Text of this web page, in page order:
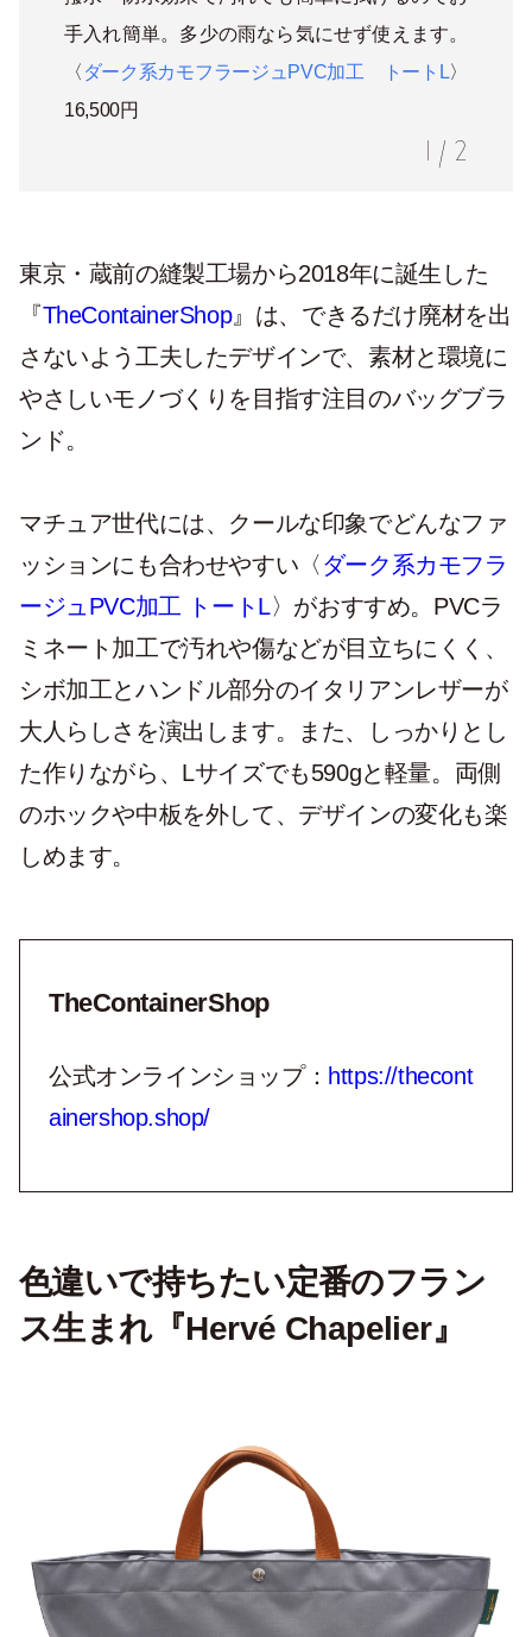
手入れ簡単。多少の雨なら気にせず使えます。
〈 ダーク系カモフラージュPVC加工 トートL〉
16,500円
1 / 2
東京・蔵前の縫製工場から2018年に誕生した
『TheContainerShop』は、できるだけ廃材を出
さないよう工夫したデザインで、素材と環境に
やさしいモノづくりを目指す注目のバッグブラ
ンド。
マチュア世代には、クールな印象でどんなファ
ッションにも合わせやすい〈 ダーク系カモフラ
ージュPVC加工 トートL〉がおすすめ。PVCラ
ミネート加工で汚れや傷などが目立ちにくく、
シボ加工とハンドル部分のイタリアンレザーが
大人らしさを演出します。また、しっかりとし
た作りながら、Lサイズでも590gと軽量。両側
のホックや中板を外して、デザインの変化も楽
しめます。
TheContainerShop
公式オンラインショップ： https://thecont
ainershop.shop/
色違いで持ちたい定番のフラン
ス生まれ『Hervé Chapelier』